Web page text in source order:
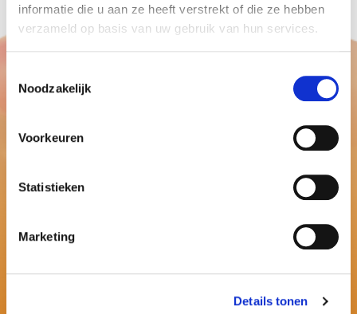
informatie die u aan ze heeft verstrekt of die ze hebben
verzameld op basis van uw gebruik van hun services.
Noodzakelijk
Voorkeuren
Statistieken
Marketing
Details tonen